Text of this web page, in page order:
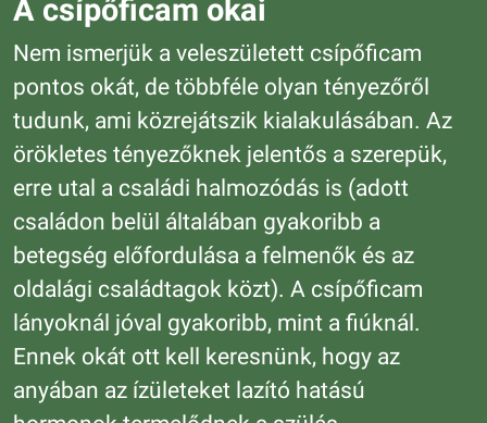
A csípőficam okai
Nem ismerjük a veleszületett csípőficam
pontos okát, de többféle olyan tényezőről
tudunk, ami közrejátszik kialakulásában. Az
örökletes tényezőknek jelentős a szerepük,
erre utal a családi halmozódás is (adott
családon belül általában gyakoribb a
betegség előfordulása a felmenők és az
oldalági családtagok közt). A csípőficam
lányoknál jóval gyakoribb, mint a fiúknál.
Ennek okát ott kell keresnünk, hogy az
anyában az ízületeket lazító hatású